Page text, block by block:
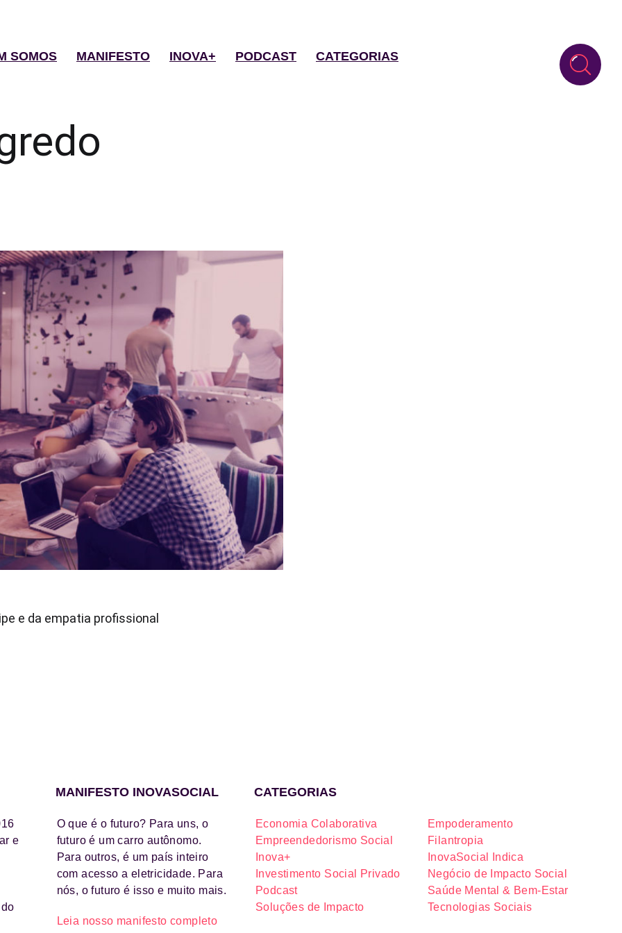
SOMOS MANIFESTO INOVA+ PODCAST CATEGORIAS
e da empatia profissional
e
MANIFESTO INOVASOCIAL
O que é o futuro? Para uns, o
futuro é um carro autônomo.
Para outros, é um país inteiro
com acesso a eletricidade. Para
nós, o futuro é isso e muito mais.
Leia nosso manifesto completo
CATEGORIAS
Economia Colaborativa
Empoderamento
Empreendedorismo Social
Filantropia
Inova+
InovaSocial Indica
Investimento Social Privado
Negócio de Impacto Social
Podcast
Saúde Mental & Bem-Estar
Soluções de Impacto
Tecnologias Sociais